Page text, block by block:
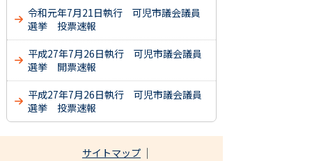
令和元年7月21日執行 可児市議会議員
選挙 投票速報
平成27年7月26日執行 可児市議会議員
選挙 開票速報
平成27年7月26日執行 可児市議会議員
選挙 投票速報
サイトマップ